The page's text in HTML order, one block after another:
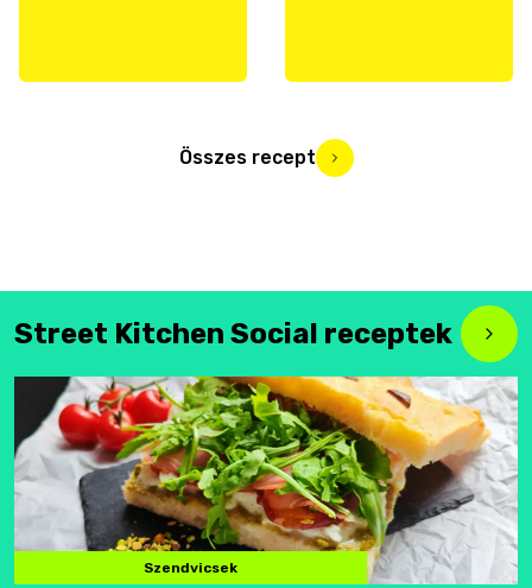
Összes recept
Street Kitchen Social receptek
Szendvicsek